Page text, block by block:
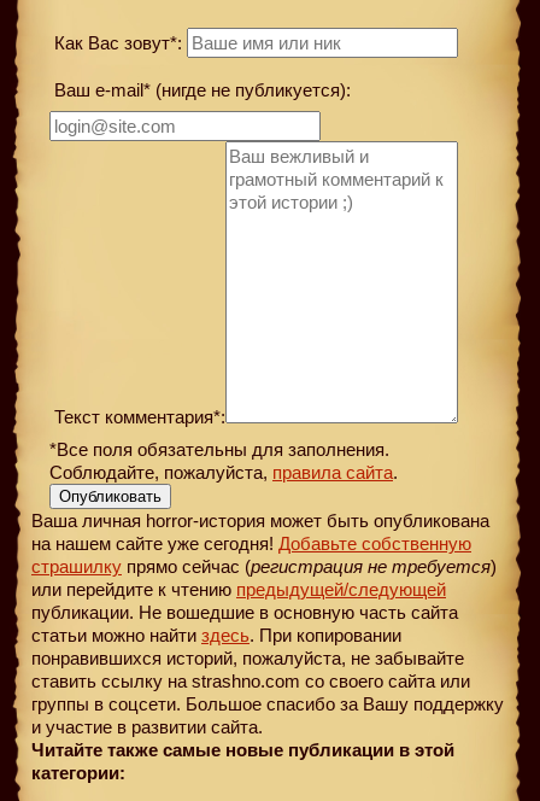
Как Вас зовут*:
Ваш e-mail* (нигде не публикуется):
Текст комментария*:
*Все поля обязательны для заполнения.
Соблюдайте, пожалуйста, правила сайта.
Опубликовать
Ваша личная horror-история может быть опубликована
на нашем сайте уже сегодня! Добавьте собственную
страшилку прямо сейчас (регистрация не требуется)
или перейдите к чтению предыдущей/следующей
публикации. Не вошедшие в основную часть сайта
статьи можно найти здесь. При копировании
понравившихся историй, пожалуйста, не забывайте
ставить ссылку на strashno.com со своего сайта или
группы в соцсети. Большое спасибо за Вашу поддержку
и участие в развитии сайта.
Читайте также самые новые публикации в этой
категории: